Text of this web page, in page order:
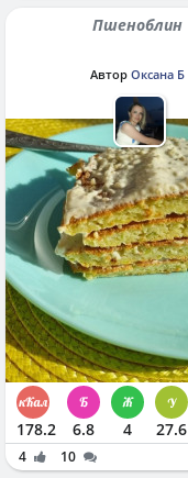
Пшеноблин
Автор Оксана Б
178.2 6.8 4 27.6
4
10